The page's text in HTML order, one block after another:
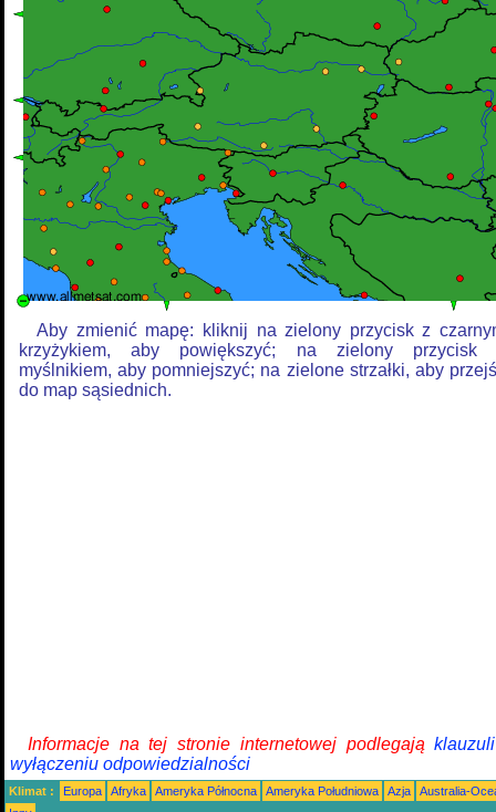
Aby zmienić mapę: kliknij na zielony przycisk z
krzyżykiem, aby powiększyć; na zielony przycisk
myślnikiem, aby pomniejszyć; na zielone strzałki, aby
do map sąsiednich.
Informacje na tej stronie internetowej podlegają
wyłączeniu odpowiedzialności
Klimat : Europa Afryka Ameryka Północna Ameryka Południowa Azja
Australia-